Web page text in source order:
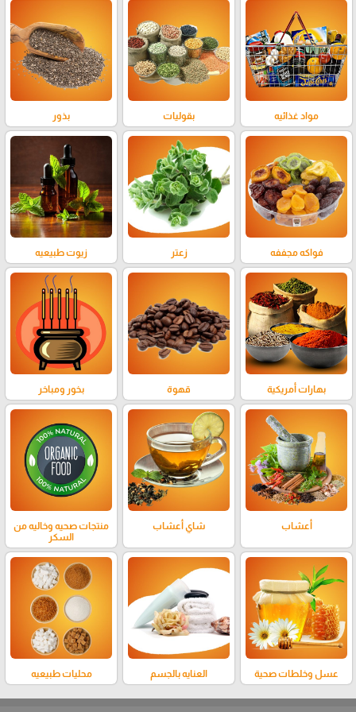
مواد غذائيه بقوليات بذور
فواكه مجففه زعتر زيوت طبيعيه
بهارات أمريكية قهوة بخور ومباخر
أعشاب شاي أعشاب
منتجات صحيه وخاليه من
السكر
عسل وخلطات صحية العنايه بالجسم محليات طبيعيه